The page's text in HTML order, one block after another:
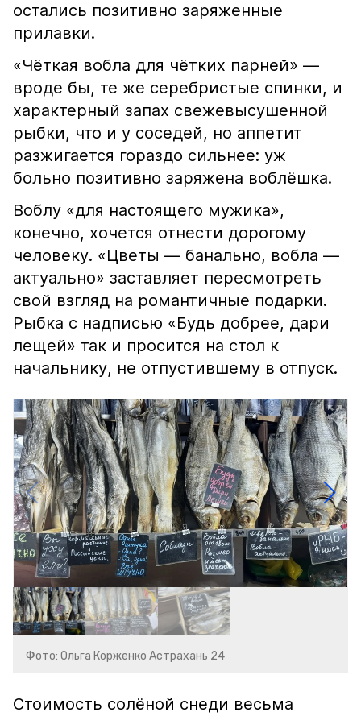
остались позитивно заряженные
прилавки.
«Чёткая вобла для чётких парней» —
вроде бы, те же серебристые спинки, и
характерный запах свежевысушенной
рыбки, что и у соседей, но аппетит
разжигается гораздо сильнее: уж
больно позитивно заряжена воблёшка.
Воблу «для настоящего мужика»,
конечно, хочется отнести дорогому
человеку. «Цветы — банально, вобла —
актуально» заставляет пересмотреть
свой взгляд на романтичные подарки.
Рыбка с надписью «Будь добрее, дари
лещей» так и просится на стол к
начальнику, не отпустившему в отпуск.
Фото: Ольга Корженко Астрахань 24
Стоимость солёной снеди весьма